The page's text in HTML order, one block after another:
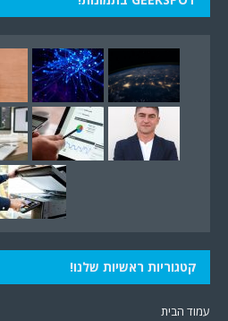
קטגוריות ראשיות שלנו!
עמוד הבית